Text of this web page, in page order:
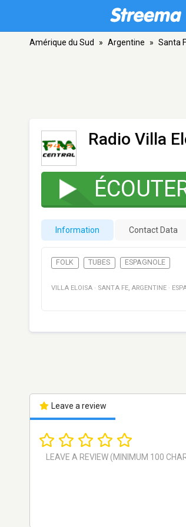
Amérique du Sud » Argentine » Santa
Radio Villa
Information Contact Data
FOLK TUBES ESPAGNOLE
VILLA ELOISA · SANTA FE, ARGENTINE ·
Leave a review